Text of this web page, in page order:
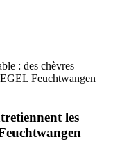
: des chèvres
Feuchtwangen
les